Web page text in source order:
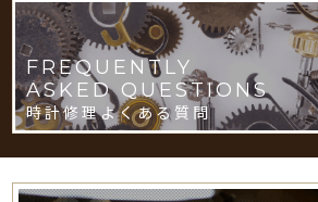
FREQUENTLY
ASKED QUESTIONS
時計修理よくある質問